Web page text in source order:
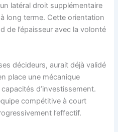
latéral droit supplémentaire
long terme. Cette orientation
de l’épaisseur avec la volonté
décideurs, aurait déjà validé
place une mécanique
d’investissement.
compétitive à court
l’effectif.